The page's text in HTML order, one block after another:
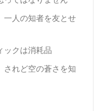
一人の知者を友とせ
ックは消耗品
されど空の蒼さを知